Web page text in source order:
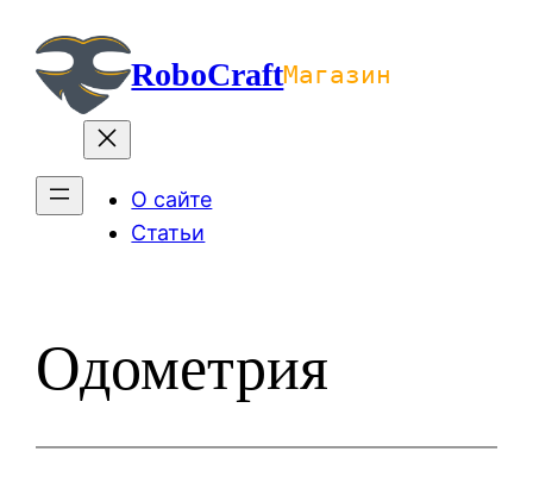
содержимомуRoboCraftМагазин
О сайте
Статьи
Одометрия